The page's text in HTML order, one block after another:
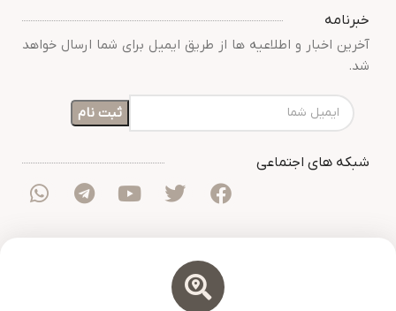
خبرنامه
آخرین اخبار و اطلاعیه ها از طریق ایمیل برای شما ارسال خواهد
شد.
شبکه های اجتماعی